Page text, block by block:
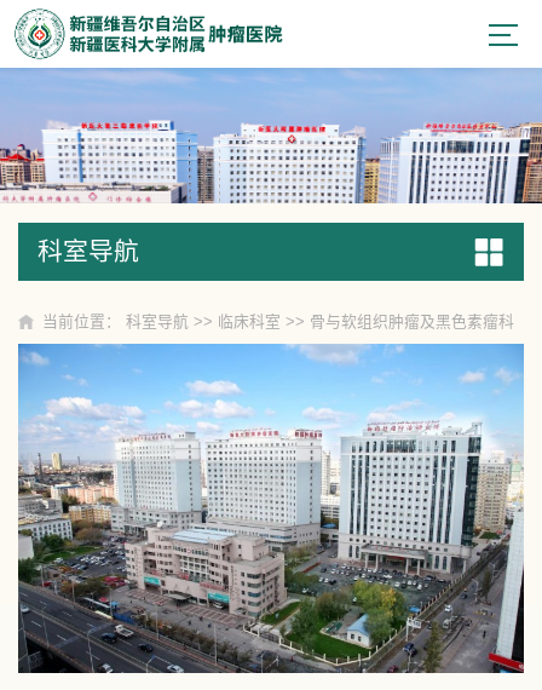
科室导航
科室导航
当前位置： 科室导航 >> 临床科室 >> 骨与软组织肿瘤及黑色素瘤科